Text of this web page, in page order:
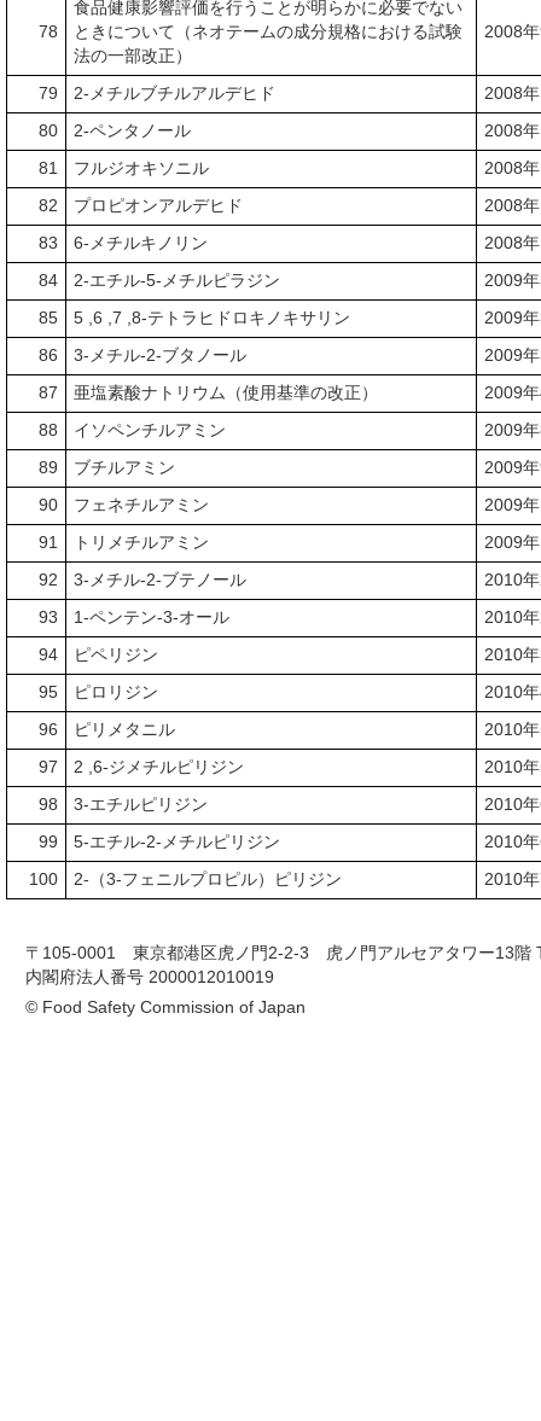
78
食品健康影響評価を行うことが明らかに必要でない
ときについて（ネオテームの成分規格における試験
法の一部改正）
2008
79 2-メチルブチルアルデヒド 2008
80 2-ペンタノール 2008
81 フルジオキソニル 2008
82 プロピオンアルデヒド 2008
83 6-メチルキノリン 2008
84 2-エチル-5-メチルピラジン 2009
85 5 ,6 ,7 ,8-テトラヒドロキノキサリン 2009
86 3-メチル-2-ブタノール 2009
87 亜塩素酸ナトリウム（使用基準の改正） 2009
88 イソペンチルアミン 2009
89 ブチルアミン 2009
90 フェネチルアミン 2009
91 トリメチルアミン 2009
92 3-メチル-2-ブテノール 2010
93 1-ペンテン-3-オール 2010
94 ピペリジン 2010
95 ピロリジン 2010
96 ピリメタニル 2010
97 2 ,6-ジメチルピリジン 2010
98 3-エチルピリジン 2010
99 5-エチル-2-メチルピリジン 2010
100 2-（3-フェニルプロピル）ピリジン 2010
〒105-0001 東京都港区虎ノ門2-2-3 虎ノ門アルセアタワー13階
内閣府法人番号 2000012010019
© Food Safety Commission of Japan